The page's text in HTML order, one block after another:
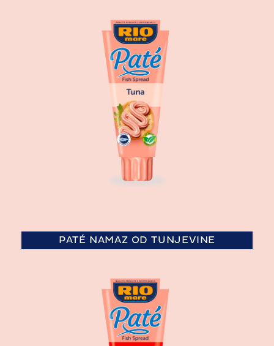
PATÉ NAMAZ OD TUNJEVINE